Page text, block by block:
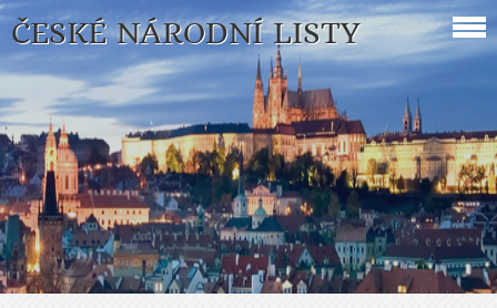
ČESKÉ NÁRODNÍ LISTY